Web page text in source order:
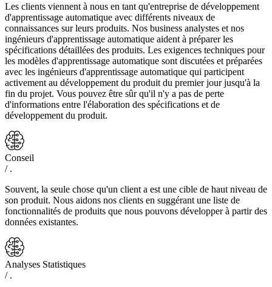
Les clients viennent à nous en tant qu'entreprise de développement
d'apprentissage automatique avec différents niveaux de
connaissances sur leurs produits. Nos business analystes et nos
ingénieurs d'apprentissage automatique aident à préparer les
spécifications détaillées des produits. Les exigences techniques pour
les modèles d'apprentissage automatique sont discutées et préparées
avec les ingénieurs d'apprentissage automatique qui participent
activement au développement du produit du premier jour jusqu'à la
fin du projet. Vous pouvez être sûr qu'il n'y a pas de perte
d'informations entre l'élaboration des spécifications et de
développement du produit.
Conseil
/ .
Souvent, la seule chose qu'un client a est une cible de haut niveau de
son produit. Nous aidons nos clients en suggérant une liste de
fonctionnalités de produits que nous pouvons développer à partir des
données existantes.
Analyses Statistiques
/ .